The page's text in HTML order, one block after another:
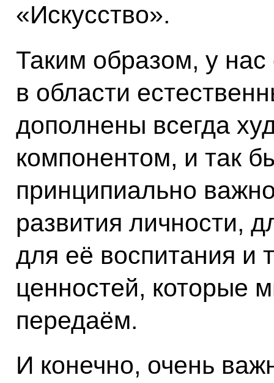
«Искусство».
Таким образом, у
в области
дополнены всегда
компонентом, и так
принципиально
развития личности,
для её воспитания и
ценностей, которые
передаём.
И конечно, очень